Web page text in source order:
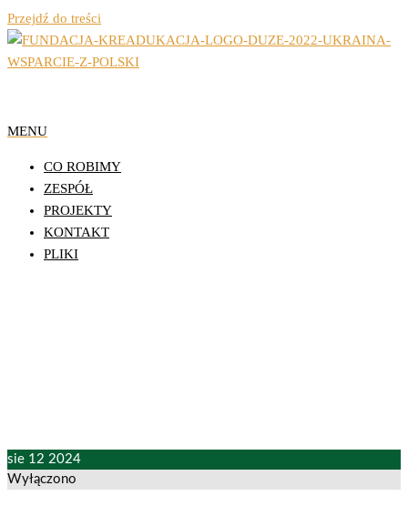
Przejdź do treści
Fundacja Działań
Edukacyjnych
KReAdukacja
MENU
CO ROBIMY
ZESPÓŁ
PROJEKTY
KONTAKT
PLIKI
sie 12 2024
Wyłączono